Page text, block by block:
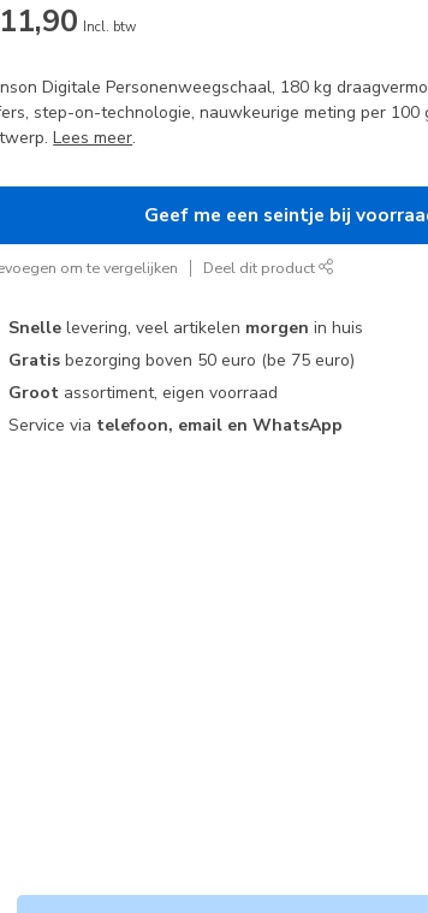
Incl. btw
Digitale Personenweegschaal, 180 kg
step-on-technologie, nauwkeurige meting per 100
Lees meer.
Geef me een seintje bij
om te vergelijken Deel dit product
Snelle levering, veel artikelen morgen in huis
Gratis bezorging boven 50 euro (be 75 euro)
Groot assortiment, eigen voorraad
Service via telefoon, email en WhatsApp